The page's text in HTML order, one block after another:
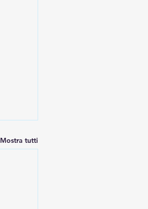
Mostra tutti